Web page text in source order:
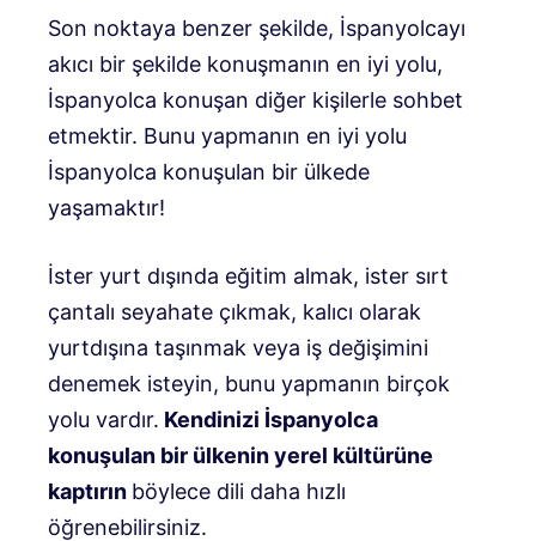
Son noktaya benzer şekilde, İspanyolcayı
akıcı bir şekilde konuşmanın en iyi yolu,
İspanyolca konuşan diğer kişilerle sohbet
etmektir. Bunu yapmanın en iyi yolu
İspanyolca konuşulan bir ülkede
yaşamaktır!
İster yurt dışında eğitim almak, ister sırt
çantalı seyahate çıkmak, kalıcı olarak
yurtdışına taşınmak veya iş değişimini
denemek isteyin, bunu yapmanın birçok
yolu vardır. Kendinizi İspanyolca
konuşulan bir ülkenin yerel kültürüne
kaptırın böylece dili daha hızlı
öğrenebilirsiniz.